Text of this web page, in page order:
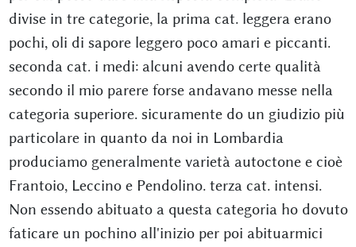
divise in tre categorie, la prima cat. leggera erano
pochi, oli di sapore leggero poco amari e piccanti.
seconda cat. i medi: alcuni avendo certe qualità
secondo il mio parere forse andavano messe nella
categoria superiore. sicuramente do un giudizio più
particolare in quanto da noi in Lombardia
produciamo generalmente varietà autoctone e cioè
Frantoio, Leccino e Pendolino. terza cat. intensi.
Non essendo abituato a questa categoria ho dovuto
faticare un pochino all'inizio per poi abituarmici